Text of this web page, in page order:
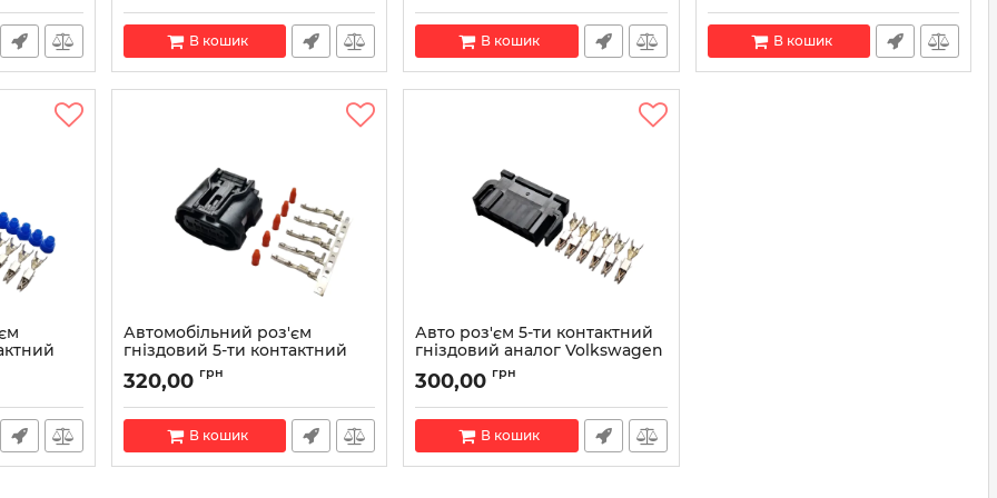
В кошик
Артикул: 90980-11024
В кошик В кошик
973
Автомобільний роз'єм
гніздовий 5-ти контактний
аналог Sumitomo 6189-1046
серії TS SEALED
Артикул: 6189-1046
320,00 грн
В кошик
Авто роз'єм 5-ти контактний
гніздовий аналог Volkswagen
893 971 636
Артикул: 893 971 636
300,00 грн
В кошик